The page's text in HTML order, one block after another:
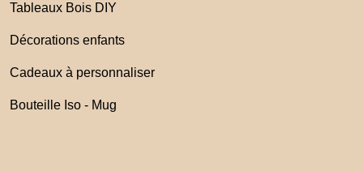
Tableaux Bois DIY
Décorations enfants
Cadeaux à personnaliser
Bouteille Iso - Mug